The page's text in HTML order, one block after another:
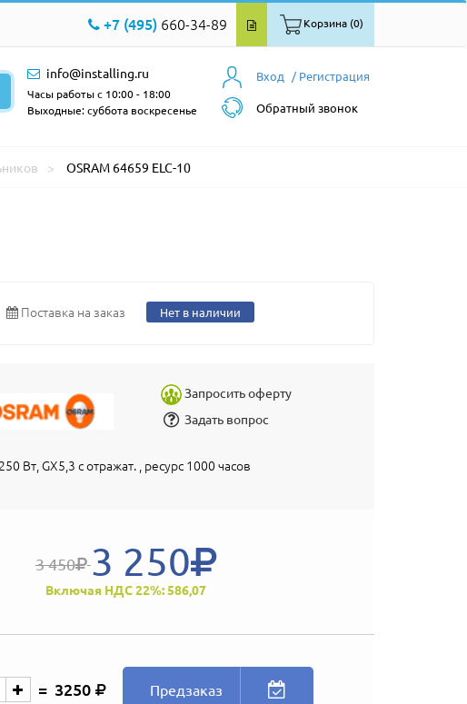
+7 (495) 660-34-89 Корзина (0)
Вход / Регистрация
Обратный звонок
info@installing.ru
Часы работы с 10:00 - 18:00
Выходные: суббота воскресенье
OSRAM 64659 ELC-10
Поставка на заказ Нет в наличии
Запросить оферту
Задать вопрос
Вт, GX5,3 c отражат. , ресурс 1000 часов
3 450 3 250
Включая НДС 22%: 586,07
3250 Предзаказ